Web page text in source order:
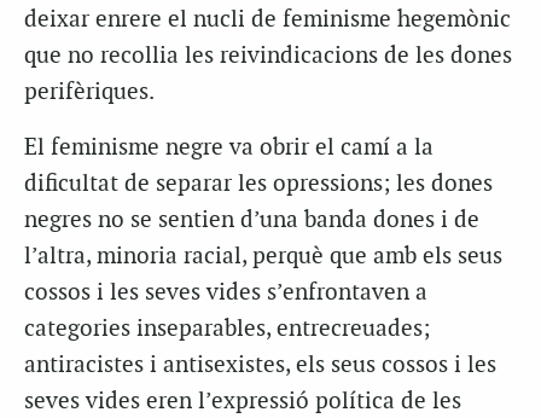
deixar enrere el nucli de feminisme hegemònic
que no recollia les reivindicacions de les dones
perifèriques.
El feminisme negre va obrir el camí a la
dificultat de separar les opressions; les dones
negres no se sentien d’una banda dones i de
l’altra, minoria racial, perquè que amb els seus
cossos i les seves vides s’enfrontaven a
categories inseparables, entrecreuades;
antiracistes i antisexistes, els seus cossos i les
seves vides eren l’expressió política de les